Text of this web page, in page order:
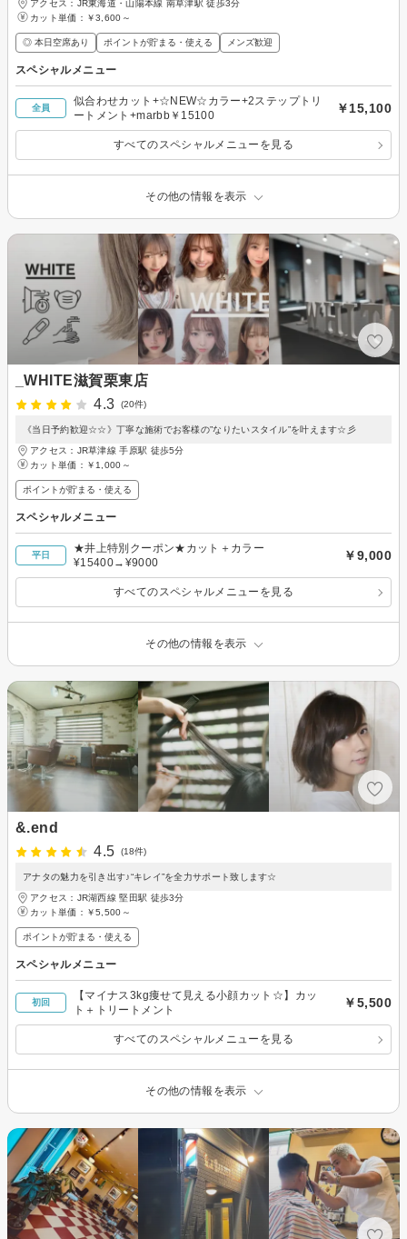
アクセス：JR東海道・山陽本線 南草津駅 徒歩3分
カット単価： ￥3,600～
◎ 本日空席あり ポイントが貯まる・使える メンズ歓迎
スペシャルメニュー
全員
似合わせカット+☆NEW☆カラー+2ステップトリ
ートメント+marbb￥15100
￥15,100
すべてのスペシャルメニューを見る
その他の情報を表示
_WHITE滋賀栗東店
4.3
(20件)
《当日予約歓迎☆☆》丁寧な施術でお客様の”なりたいスタイル”を叶えます☆彡
アクセス：JR草津線 手原駅 徒歩5分
カット単価： ￥1,000～
ポイントが貯まる・使える
スペシャルメニュー
平日
★井上特別クーポン★カット＋カラー
¥15400→¥9000
￥9,000
すべてのスペシャルメニューを見る
その他の情報を表示
&.end
4.5
(18件)
アナタの魅力を引き出す♪“キレイ”を全力サポート致します☆
アクセス：JR湖西線 堅田駅 徒歩3分
カット単価： ￥5,500～
ポイントが貯まる・使える
スペシャルメニュー
初回
【マイナス3kg痩せて見える小顔カット☆】カッ
ト＋トリートメント
￥5,500
すべてのスペシャルメニューを見る
その他の情報を表示